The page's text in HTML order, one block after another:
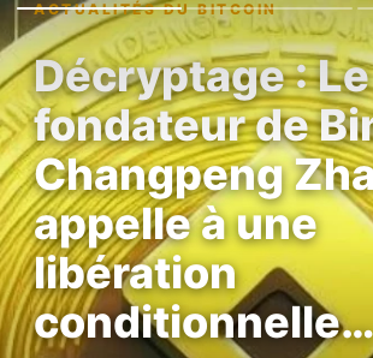
ACTUALITÉS DU BITCOIN
Décryptage : Le
fondateur de
Changpeng
appelle à une
libération